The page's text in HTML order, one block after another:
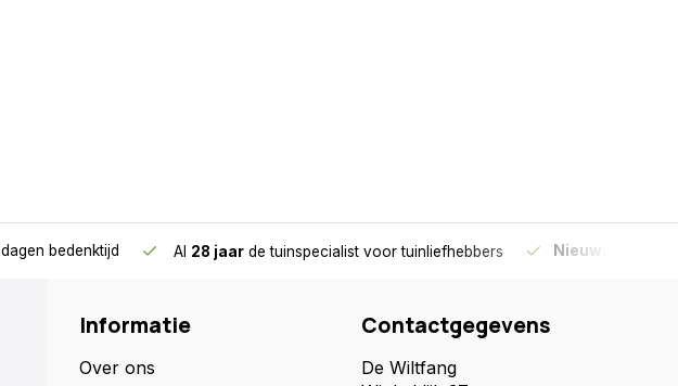
dagen bedenktijd Al 28 jaar de tuinspecialist voor tuinliefhebbers Nieuw:
Informatie
Over ons
Contactgegevens
De Wiltfang